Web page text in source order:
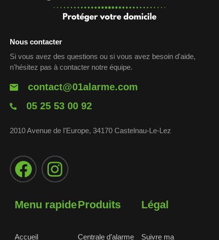
Nous contacter
Si vous avez des questions ou si vous avez besoin d'aide,
n'hésitez pas à contacter notre équipe.
contact@01alarme.com
05 25 53 00 92
2010 Avenue de l'Europe, 34170 Castelnau-Le-Lez
Menu rapide
Accueil
Produits
Centrale d’alarme
Légal
Suivre ma